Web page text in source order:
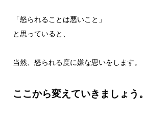
「怒られることは悪いこと」
と思っていると、
当然、怒られる度に嫌な思いをします。
ここから変えていきましょう。